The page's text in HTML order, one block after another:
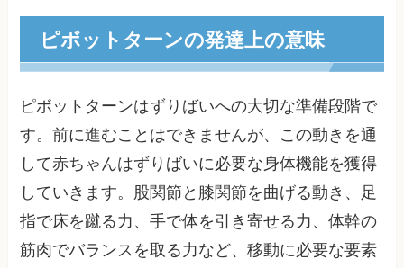
ピボットターンの発達上の意味
ピボットターンはずりばいへの大切な準備段階で
す。前に進むことはできませんが、この動きを通
して赤ちゃんはずりばいに必要な身体機能を獲得
していきます。股関節と膝関節を曲げる動き、足
指で床を蹴る力、手で体を引き寄せる力、体幹の
筋肉でバランスを取る力など、移動に必要な要素